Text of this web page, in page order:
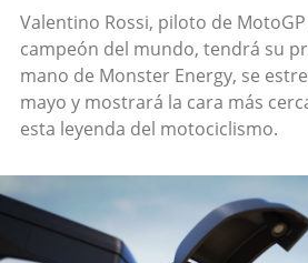
Valentino Rossi, piloto de
campeón del mundo, tendrá su
mano de Monster Energy, se
mayo y mostrará la cara más
esta leyenda del motociclismo.